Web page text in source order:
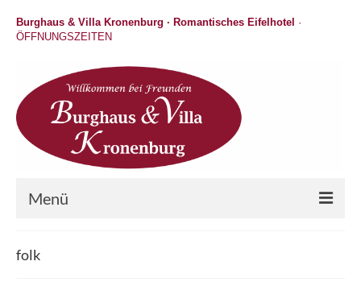
Burghaus & Villa Kronenburg · Romantisches Eifelhotel ·
ÖFFNUNGSZEITEN
Menü
folk